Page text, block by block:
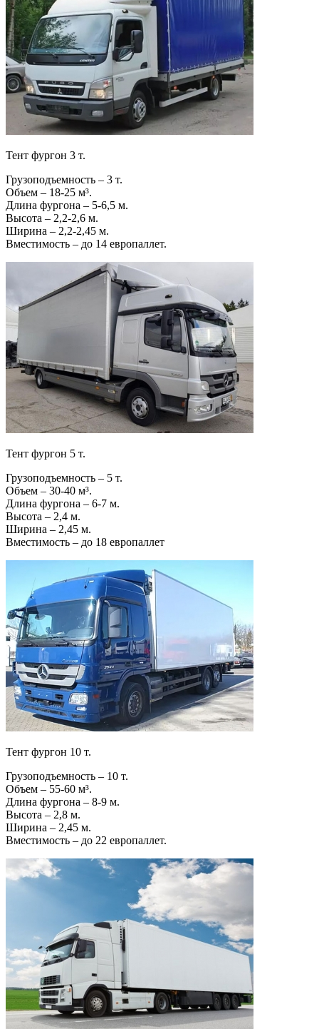
Тент фургон 3 т.
Грузоподъемность – 3 т.
Объем – 18-25 м³.
Длина фургона – 5-6,5 м.
Высота – 2,2-2,6 м.
Ширина – 2,2-2,45 м.
Вместимость – до 14 европаллет.
Тент фургон 5 т.
Грузоподъемность – 5 т.
Объем – 30-40 м³.
Длина фургона – 6-7 м.
Высота – 2,4 м.
Ширина – 2,45 м.
Вместимость – до 18 европаллет
Тент фургон 10 т.
Грузоподъемность – 10 т.
Объем – 55-60 м³.
Длина фургона – 8-9 м.
Высота – 2,8 м.
Ширина – 2,45 м.
Вместимость – до 22 европаллет.